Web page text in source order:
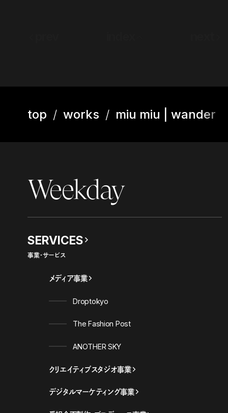
top works miu miu | wander
Weekday
SERVICES
事業・サービス
メディア事業
Droptokyo
The Fashion Post
ANOTHER SKY
クリエイティブスタジオ事業
デジタルマーケティング事業